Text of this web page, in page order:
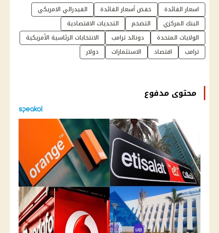
اسعار الفائدة خفض أسعار الفائدة
الفيدرالي الامريكي
البنك المركزي
التضخم
التحديات الاقتصادية
الولايات المتحدة
دونالد ترامب
الانتخابات الرئاسية الأمريكية
ترامب
اقتصاد الاستثمارات دولار
محتوى مدفوع